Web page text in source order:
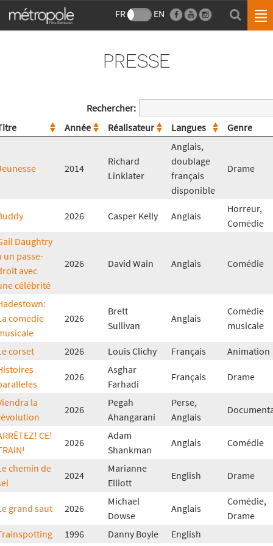
FR EN
PRESSE
Rechercher:
Année Réalisateur Langues Genre
2014
Richard
Linklater
Anglais,
doublage
français
disponible
Drame
2026 Casper Kelly Anglais
Horreur,
Comédie
Daughtry
un passe-
avec
célébrité
2026 David Wain Anglais Comédie
comédie
2026
Brett
Sullivan
Anglais
Comédie
musicale
corset 2026 Louis Clichy Français
Animation
2026
Asghar
Farhadi
Français Drame
la
2026
Pegah
Ahangarani
Perse,
Anglais
CE!
2026
Adam
Shankman
Anglais Comédie
chemin de
2024
Marianne
Elliott
English Drame
grand saut 2026
Michael
Dowse
Anglais
Comédie,
Drame
1996 Danny Boyle English